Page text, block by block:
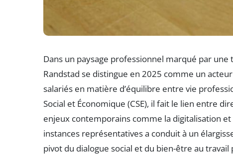
Dans un paysage professionnel marqué par
Randstad se distingue en 2025 comme un
salariés en matière d’équilibre entre vie
Social et Économique (CSE), il fait le lien entre
enjeux contemporains comme la digitalisation
instances représentatives a conduit à un
pivot du dialogue social et du bien-être au